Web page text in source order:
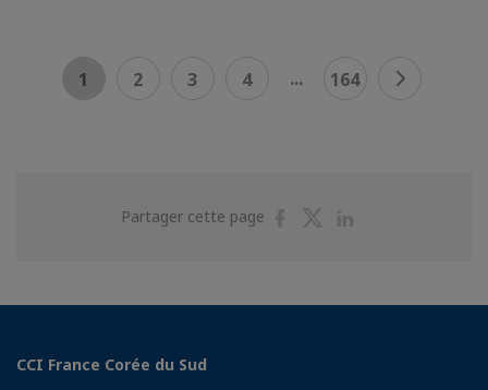
1 2 3 4 ... 164
Partager cette page
PartagerPartager
CCI France Corée du Sud